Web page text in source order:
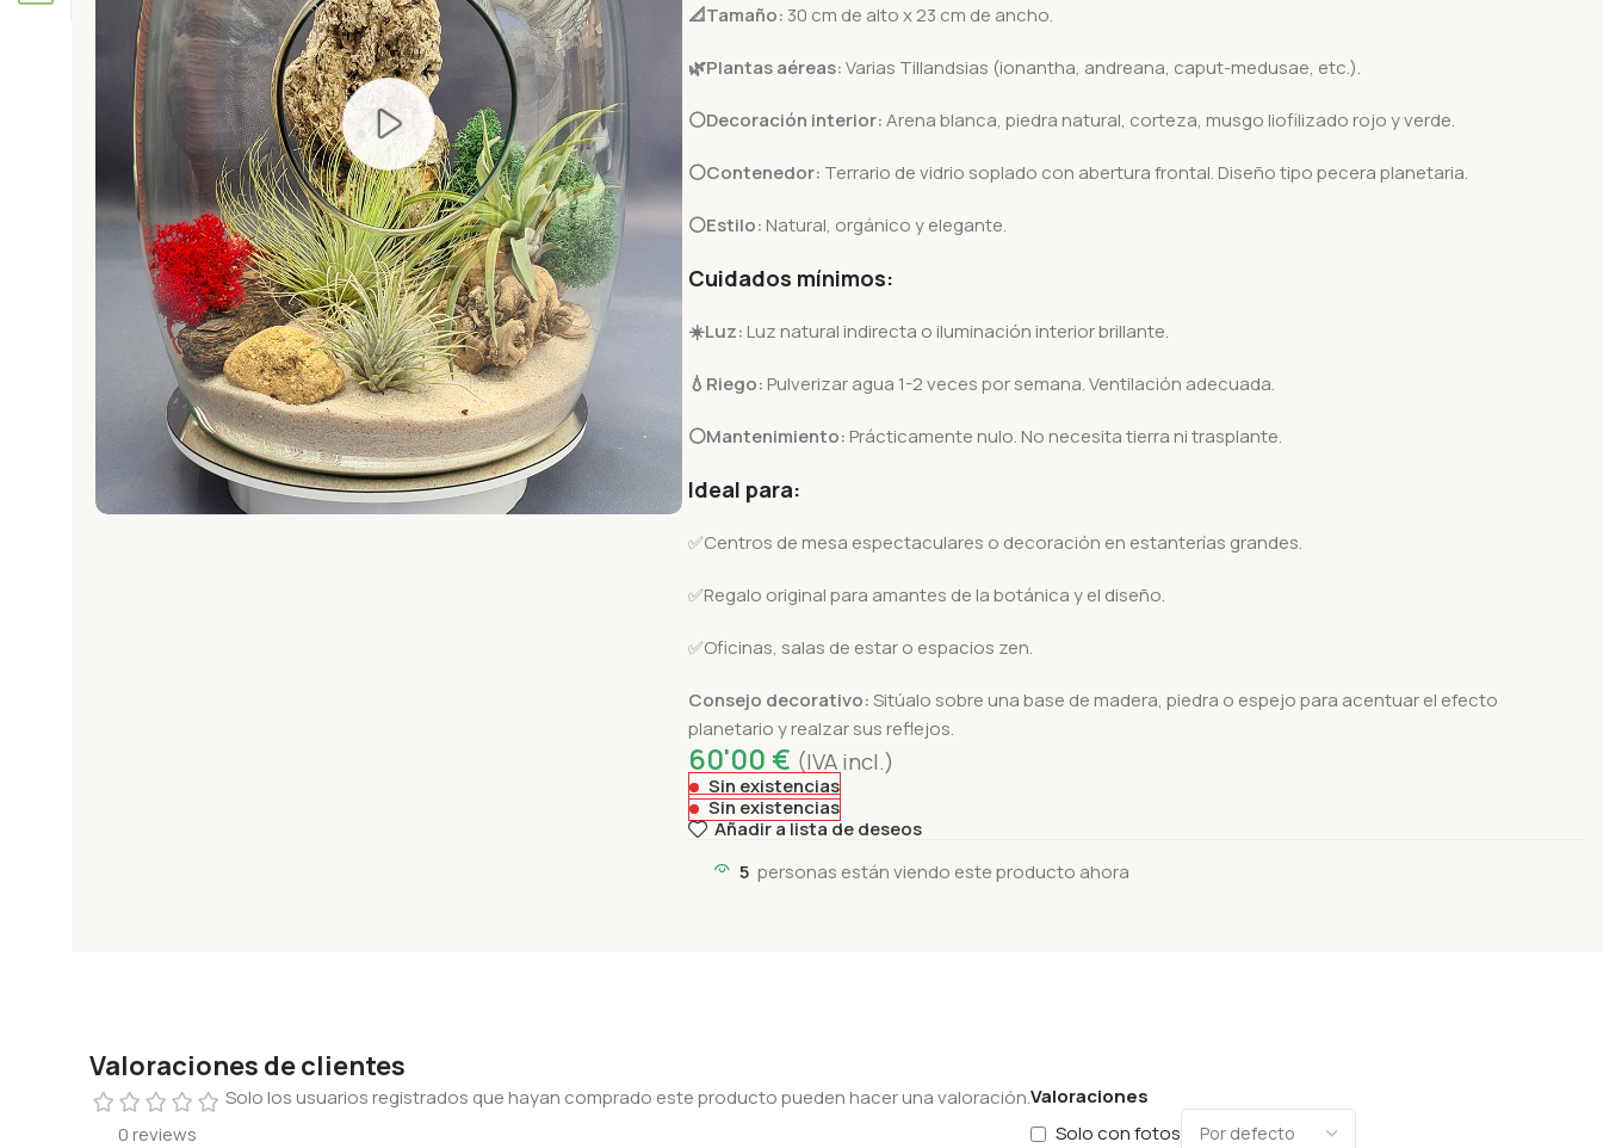
📐Tamaño: 30 cm de alto x 23 cm de ancho.
🌿Plantas aéreas:Varias Tillandsias (ionantha, andreana, caput-medusae, etc.).
⚪Decoración interior:Arena blanca, piedra natural, corteza, musgo liofilizado rojo y verde.
⚪Contenedor: Terrario de vidrio soplado con abertura frontal. Diseño tipo pecera planetaria.
⚪Estilo: Natural, orgánico y elegante.
Cuidados mínimos:
☀️Luz: Luz natural indirecta o iluminación interior brillante.
💧 Riego: Pulverizar agua 1-2 veces por semana. Ventilación adecuada.
⚪Mantenimiento: Prácticamente nulo. No necesita tierra ni trasplante.
Ideal para:
✅Centros de mesa espectaculares o decoración en estanterías grandes.
✅Regalo original para amantes de la botánica y el diseño.
✅Oficinas, salas de estar o espacios zen.
Consejo decorativo:Sitúalo sobre una base de madera, piedra o espejo para acentuar el efecto
planetario y realzar sus reflejos.
60'00 € (IVA incl.)
Sin existencias
Sin existencias
Añadir a lista de deseos
5 personas están viendo este producto ahora
Valoraciones de clientes
0 reviews
Valoraciones
Solo con fotos
Solo los usuarios registrados que hayan comprado este producto pueden hacer una valoración.